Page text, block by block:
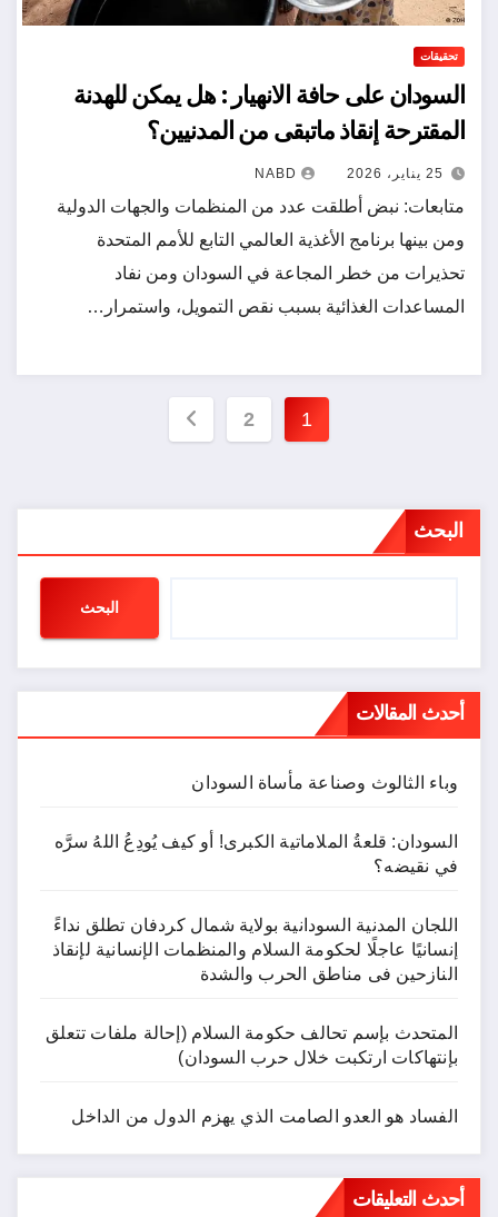
تحقيقات
السودان على حافة الانهيار : هل يمكن للهدنة
المقترحة إنقاذ ماتبقى من المدنيين؟
25 يناير، 2026 NABD
متابعات: نبض أطلقت عدد من المنظمات والجهات الدولية
ومن بينها برنامج الأغذية العالمي التابع للأمم المتحدة
تحذيرات من خطر المجاعة في السودان ومن نفاد
المساعدات الغذائية بسبب نقص التمويل، واستمرار…
تعدد
المقالات
1
2
البحث
البحث
أحدث المقالات
وباء الثالوث وصناعة مأساة السودان
السودان: قلعةُ الملاماتية الكبرى! أو كيف يُودِعُ اللهُ سرَّه
في نقيضه؟
اللجان المدنية السودانية بولاية شمال كردفان تطلق نداءً
إنسانيًا عاجلًا لحكومة السلام والمنظمات الإنسانية لإنقاذ
النازحين فى مناطق الحرب والشدة
المتحدث بإسم تحالف حكومة السلام (إحالة ملفات تتعلق
بإنتهاكات ارتكبت خلال حرب السودان)
الفساد هو العدو الصامت الذي يهزم الدول من الداخل
أحدث التعليقات